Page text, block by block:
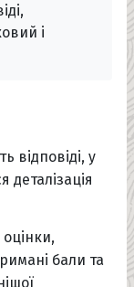
і
відповіді, у
бали та